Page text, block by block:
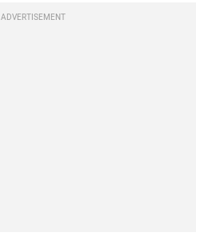
ADVERTISEMENT